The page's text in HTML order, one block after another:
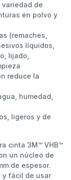
de
en polvo y
(remaches,
líquidos,
lijado,
reduce la
humedad,
ligeros y de
cinta 3M™ VHB™
un núcleo de
de espesor.
y fácil de usar